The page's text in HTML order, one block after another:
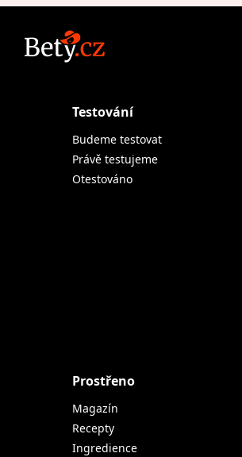
Testování
Budeme testovat
Právě testujeme
Otestováno
Prostřeno
Magazín
Recepty
Ingredience